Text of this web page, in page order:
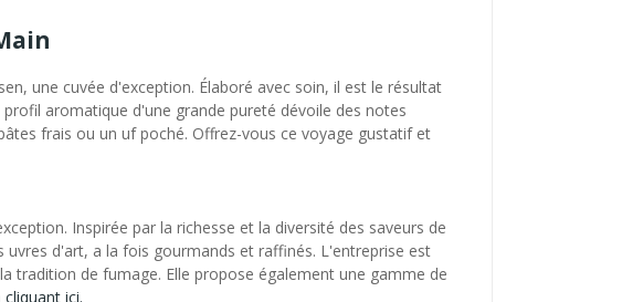
une cuvée d'exception. Élaboré avec soin, il est le résultat
aromatique d'une grande pureté dévoile des notes
frais ou un uf poché. Offrez-vous ce voyage gustatif et
Inspirée par la richesse et la diversité des saveurs de
d'art, a la fois gourmands et raffinés. L'entreprise est
tradition de fumage. Elle propose également une gamme de
cliquant ici.